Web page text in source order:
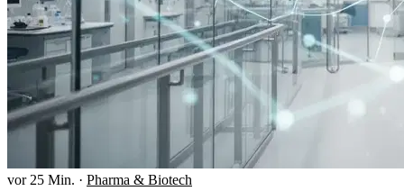
vor 25 Min. · Pharma & Biotech